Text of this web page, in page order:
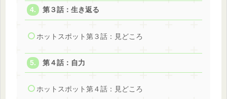
第３話：生き返る
ホットスポット第３話：見どころ
第４話：自力
ホットスポット第４話：見どころ